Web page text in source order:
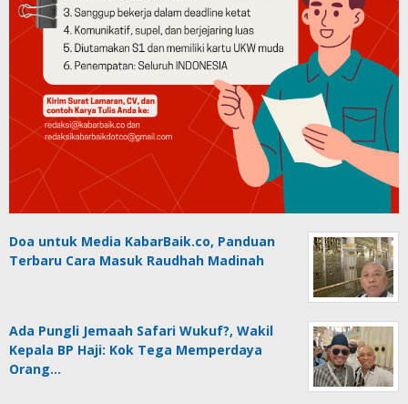
Doa untuk Media KabarBaik.co, Panduan
Terbaru Cara Masuk Raudhah Madinah
Ada Pungli Jemaah Safari Wukuf?, Wakil
Kepala BP Haji: Kok Tega Memperdaya
Orang…